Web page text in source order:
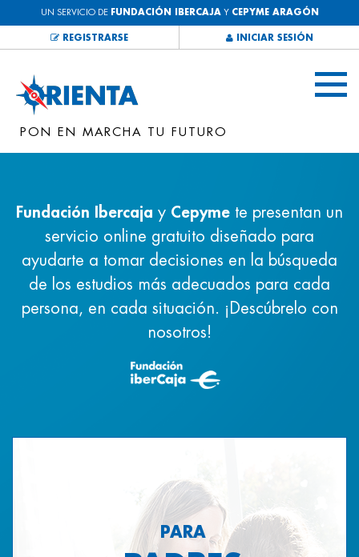
UN SERVICIO DE FUNDACIÓN IBERCAJAY CEPYME ARAGÓN
REGISTRARSE INICIAR SESIÓN
PON EN MARCHA TU FUTURO
Fundación Ibercaja y Cepyme te presentan un
servicio online gratuito diseñado para
ayudarte a tomar decisiones en la búsqueda
de los estudios más adecuados para cada
persona, en cada situación. ¡Descúbrelo con
nosotros!
PARA